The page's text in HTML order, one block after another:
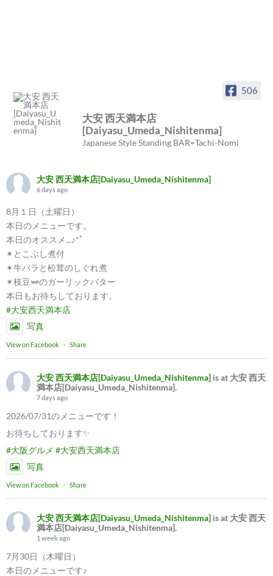
506
大安 西天満本店
[Daiyasu_Umeda_Nishitenma]
Japanese Style Standing BAR=Tachi-Nomi
大安 西天満本店[Daiyasu_Umeda_Nishitenma]
6 days ago
8月１日（土曜日）
本日のメニューです。
本日のオススメ...♪*ﾟ
✴︎とこぶし煮付
✴︎牛バラと松茸のしぐれ煮
✴︎枝豆🫛のガーリックバター
本日もお待ちしております。
#大安西天満本店
写真
View on Facebook · Share
大安 西天満本店[Daiyasu_Umeda_Nishitenma] is at 大安 西天
満本店[Daiyasu_Umeda_Nishitenma].
7 days ago
2026/07/31のメニューです！
お待ちしております✨
#大阪グルメ #大安西天満本店
写真
View on Facebook · Share
大安 西天満本店[Daiyasu_Umeda_Nishitenma] is at 大安 西天
満本店[Daiyasu_Umeda_Nishitenma].
1 week ago
7月30日（木曜日）
本日のメニューです♪